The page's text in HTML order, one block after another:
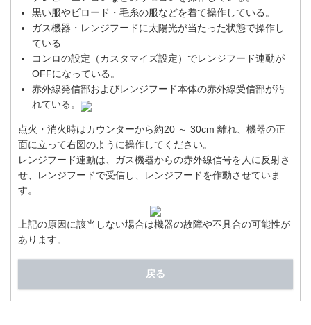
黒い服やビロード・毛糸の服などを着て操作している。
ガス機器・レンジフードに太陽光が当たった状態で操作し
ている
コンロの設定（カスタマイズ設定）でレンジフード連動が
OFFになっている。
赤外線発信部およびレンジフード本体の赤外線受信部が汚
れている。
点火・消火時はカウンターから約20 ～ 30cm 離れ、機器の正
面に立って右図のように操作してください。
レンジフード連動は、ガス機器からの赤外線信号を人に反射さ
せ、レンジフードで受信し、レンジフードを作動させていま
す。
上記の原因に該当しない場合は機器の故障や不具合の可能性が
あります。
戻る